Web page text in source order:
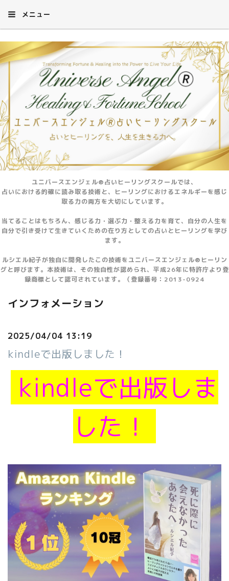
メニュー
ユニバースエンジェル®占いヒーリングスクールでは、
占いにおける的確に読み取る技術と、ヒーリングにおけるエネルギーを感じ
取る力の両方を大切にしています。
当てることはもちろん、感じる力・選ぶ力・整える力を育て、自分の人生を
自分で引き受けて生きていくための在り方としての占いとヒーリングを学び
ます。
ルシエル紀子が独自に開発したこの技術をユニバースエンジェル®ヒーリン
グと呼びます。本技術は、その独自性が認められ、平成26年に特許庁より登
録商標として認可されています。（登録番号：2013-0924
インフォメーション
2025/04/04 13:19
kindleで出版しました！
kindleで出版しま
した！